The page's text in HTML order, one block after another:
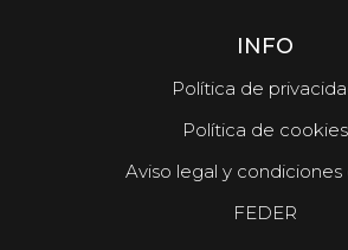
INFO
Política de
Política de cookies
Aviso legal y condiciones
FEDER